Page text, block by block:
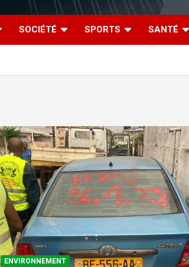
SOCIÉTÉ SPORTS SANTÉ
ENVIRONNEMENT